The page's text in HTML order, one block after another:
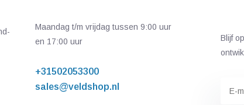
Maandag t/m vrijdag tussen 9:00 uur
en 17:00 uur
+31502053300
sales@veldshop.nl
Blijf